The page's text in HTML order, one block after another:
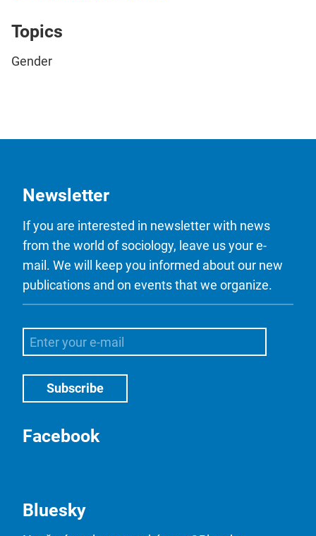
Topics
Gender
Newsletter
If you are interested in newsletter with news
from the world of sociology, leave us your e-
mail. We will keep you informed about our new
publications and on events that we organize.
Facebook
Bluesky